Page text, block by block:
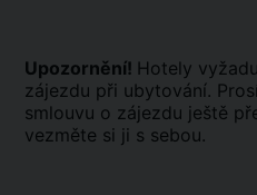
Upozornění! Hotely
zájezdu při ubytování.
smlouvu o zájezdu ještě
vezměte si ji s sebou.